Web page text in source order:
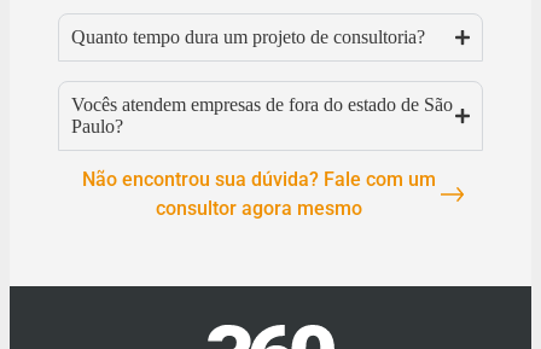
Quanto tempo dura um projeto de consultoria?
Vocês atendem empresas de fora do estado de São
Paulo?
Não encontrou sua dúvida? Fale com um
consultor agora mesmo